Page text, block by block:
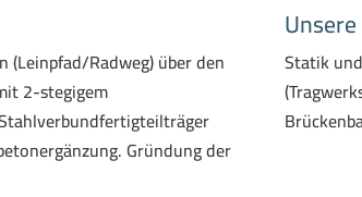
(Leinpfad/Radweg) über den
2-stegigem
Gründung der
Statik